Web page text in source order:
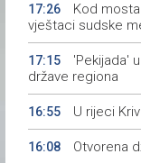
17:26
Kod
vještaci sudske
17:15
'Pekijada'
države regiona
16:55 U rijeci
16:08 Otvorena